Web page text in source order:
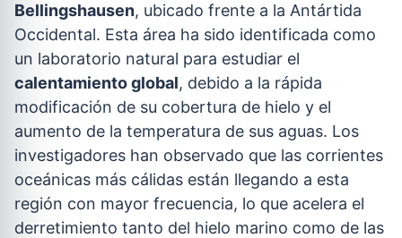
Bellingshausen, ubicado frente a la Antártida
Occidental. Esta área ha sido identificada como
un laboratorio natural para estudiar el
calentamiento global, debido a la rápida
modificación de su cobertura de hielo y el
aumento de la temperatura de sus aguas. Los
investigadores han observado que las corrientes
oceánicas más cálidas están llegando a esta
región con mayor frecuencia, lo que acelera el
derretimiento tanto del hielo marino como de las